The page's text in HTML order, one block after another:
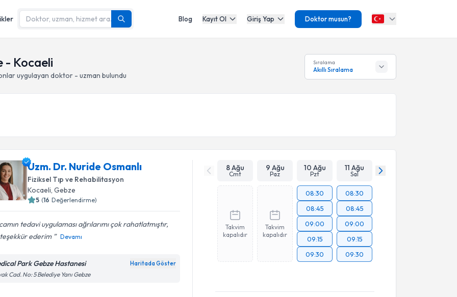
Blog Kayıt Ol Giriş Yap Doktor musun?
- Kocaeli
uygulayan doktor - uzman bulundu
Sıralama
Akıllı Sıralama
Uzm. Dr. Nuride Osmanlı
Fiziksel Tıp ve Rehabilitasyon
Kocaeli, Gebze
5 (16 Değerlendirme)
tedavi uygulaması ağrılarımı çok rahatlatmıştır,
ederim
Devamı
Park Gebze Hastanesi Haritada Göster
Cad. No: 5 Belediye Yanı Gebze
8 Ağu
Cmt
9 Ağu
Paz
10 Ağu
Pzt
11 Ağu
Sal
Takvim
kapalıdır
Takvim
kapalıdır
08:30
08:45
09:00
09:15
09:30
08:30
08:45
09:00
09:15
09:30